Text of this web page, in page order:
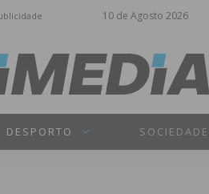
10 de Agosto 2026
DESPORTO SOCIEDADE